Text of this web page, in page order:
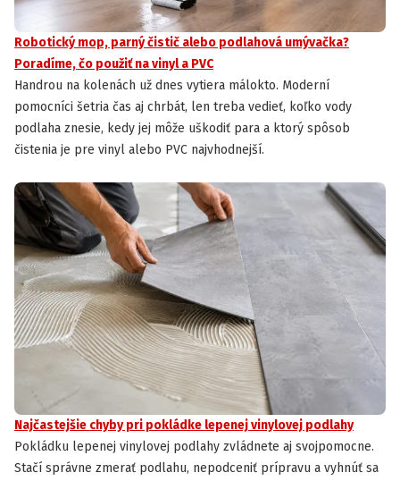
Robotický mop, parný čistič alebo podlahová umývačka?
Poradíme, čo použiť na vinyl a PVC
Handrou na kolenách už dnes vytiera málokto. Moderní
pomocníci šetria čas aj chrbát, len treba vedieť, koľko vody
podlaha znesie, kedy jej môže uškodiť para a ktorý spôsob
čistenia je pre vinyl alebo PVC najvhodnejší.
Najčastejšie chyby pri pokládke lepenej vinylovej podlahy
Pokládku lepenej vinylovej podlahy zvládnete aj svojpomocne.
Stačí správne zmerať podlahu, nepodceniť prípravu a vyhnúť sa